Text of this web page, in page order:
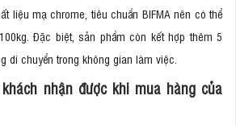
liệu mạ chrome, tiêu chuẩn BIFMA nên có thể
Đặc biệt, sản phẩm còn kết hợp thêm 5
di chuyển trong không gian làm việc.
nhận được khi mua hàng của